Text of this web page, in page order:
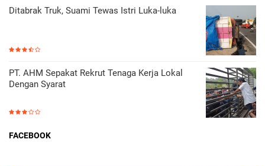
Ditabrak Truk, Suami Tewas Istri Luka-luka
PT. AHM Sepakat Rekrut Tenaga Kerja Lokal
Dengan Syarat
FACEBOOK